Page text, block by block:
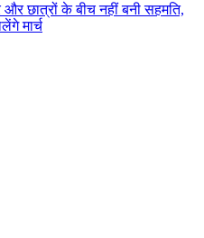
और छात्रों के बीच नहीं बनी सहमति,
मार्च